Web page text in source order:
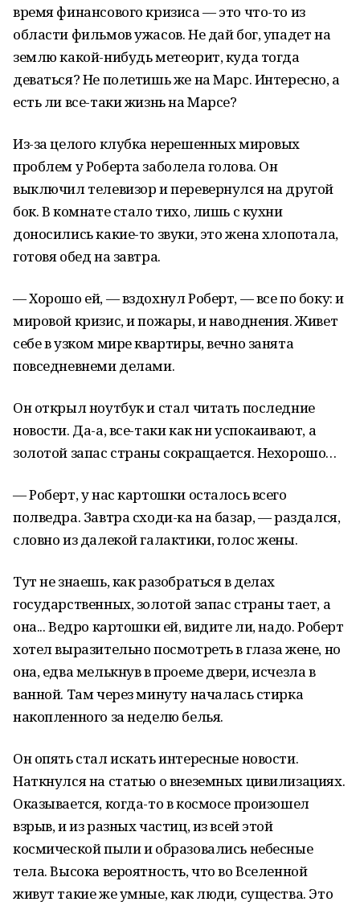
время финансового кризиса — это что-то из
области фильмов ужасов. Не дай бог, упадет на
землю какой-нибудь метеорит, куда тогда
деваться? Не полетишь же на Марс. Интересно, а
есть ли все-таки жизнь на Марсе?
Из-за целого клубка нерешенных мировых
проблем у Роберта заболела голова. Он
выключил телевизор и перевернулся на другой
бок. В комнате стало тихо, лишь с кухни
доносились какие-то звуки, это жена хлопотала,
готовя обед на завтра.
— Хорошо ей, — вздохнул Роберт, — все по боку: и
мировой кризис, и пожары, и наводнения. Живет
себе в узком мире квартиры, вечно занята
повседневнеми делами.
Он открыл ноутбук и стал читать последние
новости. Да-а, все-таки как ни успокаивают, а
золотой запас страны сокращается. Нехорошо…
— Роберт, у нас картошки осталось всего
полведра. Завтра сходи-ка на базар, — раздался,
словно из далекой галактики, голос жены.
Тут не знаешь, как разобраться в делах
государственных, золотой запас страны тает, а
она... Ведро картошки ей, видите ли, надо. Роберт
хотел выразительно посмотреть в глаза жене, но
она, едва мелькнув в проеме двери, исчезла в
ванной. Там через минуту началась стирка
накопленного за неделю белья.
Он опять стал искать интересные новости.
Наткнулся на статью о внеземных цивилизациях.
Оказывается, когда-то в космосе произошел
взрыв, и из разных частиц, из всей этой
космической пыли и образовались небесные
тела. Высока вероятность, что во Вселенной
живут такие же умные, как люди, существа. Это